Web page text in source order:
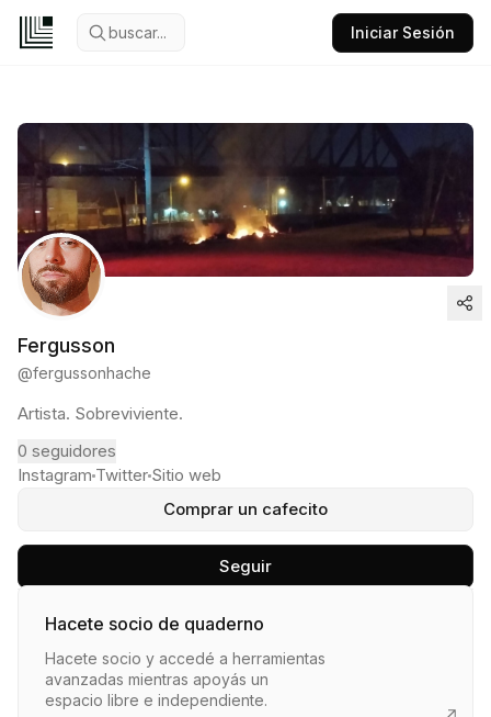
buscar... Iniciar Sesión
Fergusson
@fergussonhache
Artista. Sobreviviente.
0 seguidores
Instagram Twitter Sitio web
Comprar un cafecito
Seguir
Hacete socio de quaderno
Hacete socio y accedé a herramientas
avanzadas mientras apoyás un
espacio libre e independiente.